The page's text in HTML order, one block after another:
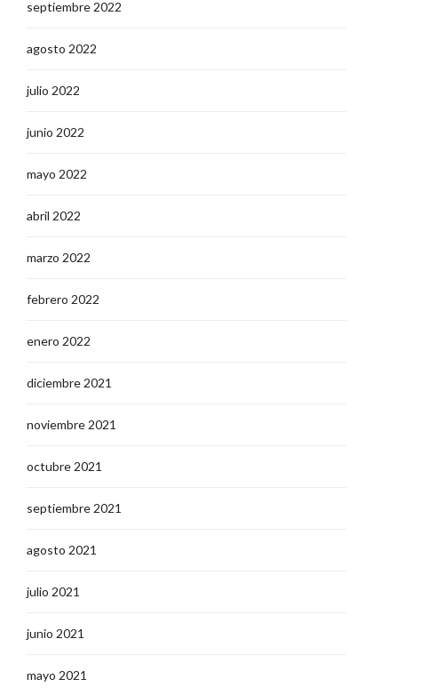
septiembre 2022
agosto 2022
julio 2022
junio 2022
mayo 2022
abril 2022
marzo 2022
febrero 2022
enero 2022
diciembre 2021
noviembre 2021
octubre 2021
septiembre 2021
agosto 2021
julio 2021
junio 2021
mayo 2021